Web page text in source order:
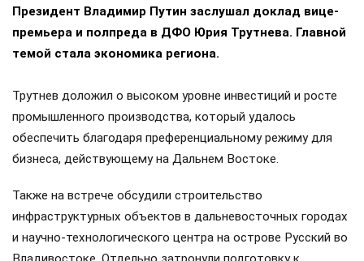
Президент Владимир Путин заслушал доклад вице-
премьера и полпреда в ДФО Юрия Трутнева. Главной
темой стала экономика региона.
Трутнев доложил о высоком уровне инвестиций и росте
промышленного производства, который удалось
обеспечить благодаря преференциальному режиму для
бизнеса, действующему на Дальнем Востоке.
Также на встрече обсудили строительство
инфраструктурных объектов в дальневосточных городах
и научно-технологического центра на острове Русский во